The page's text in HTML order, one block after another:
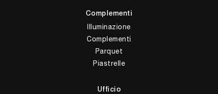
Complementi
Illuminazione
Complementi
Parquet
Piastrelle
Ufficio